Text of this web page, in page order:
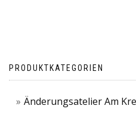
PRODUKTKATEGORIEN
Änderungsatelier Am